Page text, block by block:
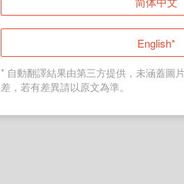
返回首頁
English*
* 自動翻譯結果由第三方提供，未涵蓋圖
差，若有差異請以原文為準。